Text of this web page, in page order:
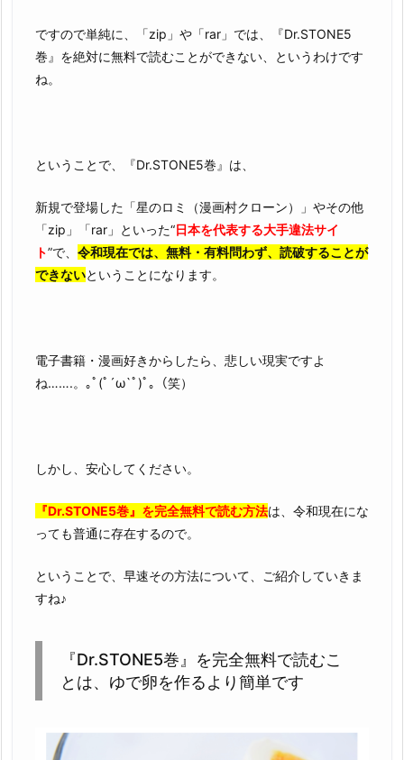
ですので単純に、「zip」や「rar」では、『Dr.STONE5
巻』を絶対に無料で読むことができない、というわけです
ね。
ということで、『Dr.STONE5巻』は、
新規で登場した「星のロミ（漫画村クローン）」やその他
「zip」「rar」といった“日本を代表する大手違法サイ
ト”で、 令和現在では、無料・有料問わず、読破することが
できないということになります。
電子書籍・漫画好きからしたら、悲しい現実ですよ
ね…….。｡ﾟ(ﾟ´ω`ﾟ)ﾟ｡（笑）
しかし、安心してください。
『Dr.STONE5巻』を完全無料で読む方法は、令和現在にな
っても普通に存在するので。
ということで、早速その方法について、ご紹介していきま
すね♪
『Dr.STONE5巻』を完全無料で読むこ
とは、ゆで卵を作るより簡単です